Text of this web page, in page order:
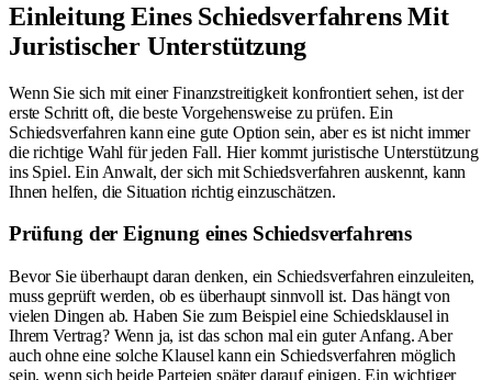
Einleitung Eines Schiedsverfahrens Mit
Juristischer Unterstützung
Wenn Sie sich mit einer Finanzstreitigkeit konfrontiert sehen, ist der
erste Schritt oft, die beste Vorgehensweise zu prüfen. Ein
Schiedsverfahren kann eine gute Option sein, aber es ist nicht immer
die richtige Wahl für jeden Fall. Hier kommt juristische Unterstützung
ins Spiel. Ein Anwalt, der sich mit Schiedsverfahren auskennt, kann
Ihnen helfen, die Situation richtig einzuschätzen.
Prüfung der Eignung eines Schiedsverfahrens
Bevor Sie überhaupt daran denken, ein Schiedsverfahren einzuleiten,
muss geprüft werden, ob es überhaupt sinnvoll ist. Das hängt von
vielen Dingen ab. Haben Sie zum Beispiel eine Schiedsklausel in
Ihrem Vertrag? Wenn ja, ist das schon mal ein guter Anfang. Aber
auch ohne eine solche Klausel kann ein Schiedsverfahren möglich
sein, wenn sich beide Parteien später darauf einigen. Ein wichtiger